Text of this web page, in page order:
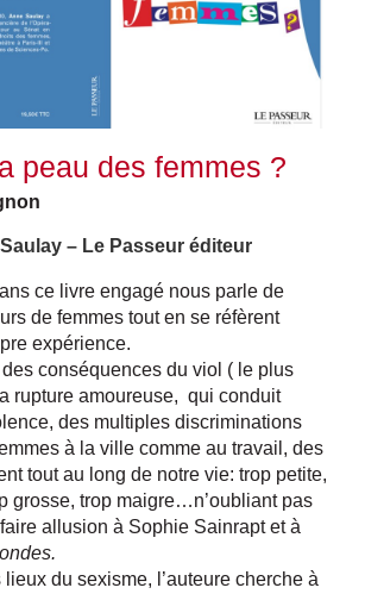
peau des femmes ?
– Le Passeur éditeur
ce livre engagé nous parle de
de femmes tout en se réfèrent
expérience.
conséquences du viol ( le plus
rupture amoureuse, qui conduit
des multiples discriminations
à la ville comme au travail, des
tout au long de notre vie: trop petite,
grosse, trop maigre…n’oubliant pas
allusion à Sophie Sainrapt et à
lieux du sexisme, l’auteure cherche à